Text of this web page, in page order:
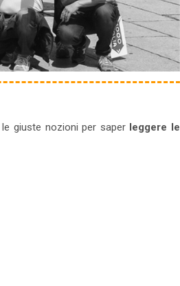
le giuste nozioni per saperleggere le